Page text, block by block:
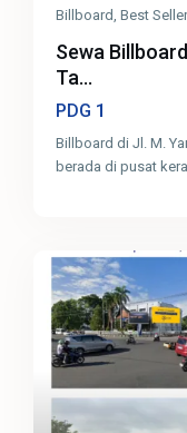
Billboard,Best
Sewa
Ta...
PDG 1
Billboard di Jl. M.
berada di pusat